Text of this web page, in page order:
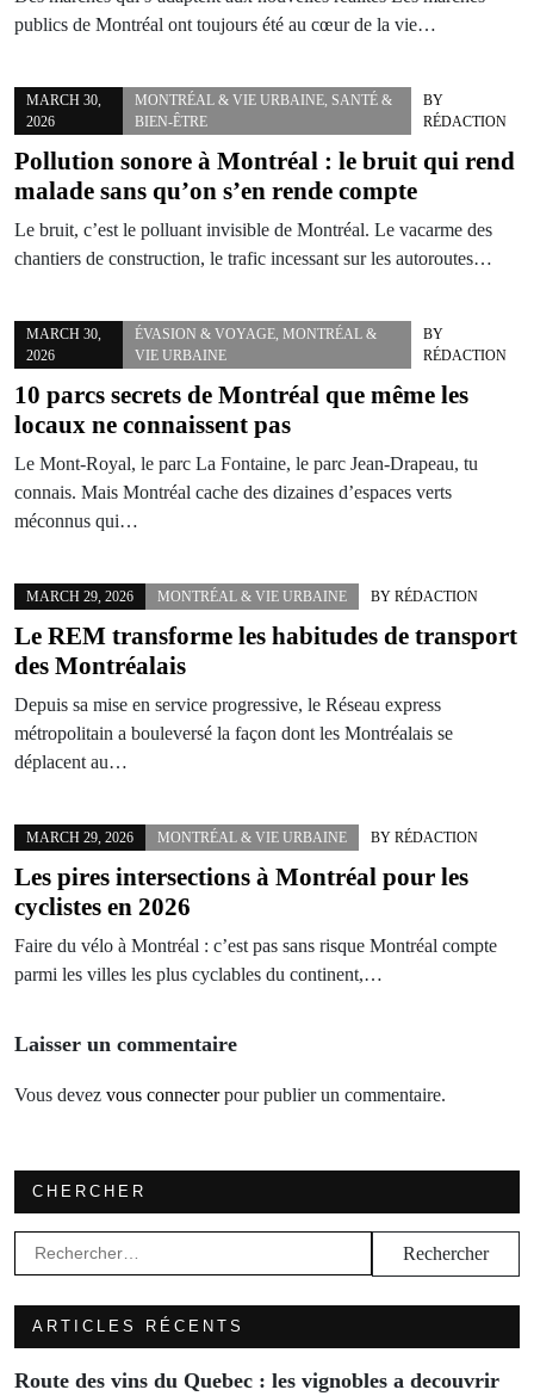
publics de Montréal ont toujours été au cœur de la vie…
MARCH 30,
2026
MONTRÉAL & VIE URBAINE SANTÉ &
BIEN-ÊTRE
BY
RÉDACTION
Pollution sonore à Montréal : le bruit qui rend
malade sans qu’on s’en rende compte
Le bruit, c’est le polluant invisible de Montréal. Le vacarme des
chantiers de construction, le trafic incessant sur les autoroutes…
MARCH 30,
2026
ÉVASION & VOYAGE, MONTRÉAL &
VIE URBAINE
BY
RÉDACTION
10 parcs secrets de Montréal que même les
locaux ne connaissent pas
Le Mont-Royal, le parc La Fontaine, le parc Jean-Drapeau, tu
connais. Mais Montréal cache des dizaines d’espaces verts
méconnus qui…
MARCH 29, 2026 MONTRÉAL & VIE URBAINE BY RÉDACTION
Le REM transforme les habitudes de transport
des Montréalais
Depuis sa mise en service progressive, le Réseau express
métropolitain a bouleversé la façon dont les Montréalais se
déplacent au…
MARCH 29, 2026 MONTRÉAL & VIE URBAINE BY RÉDACTION
Les pires intersections à Montréal pour les
cyclistes en 2026
Faire du vélo à Montréal : c’est pas sans risque Montréal compte
parmi les villes les plus cyclables du continent,…
Laisser un commentaire
Vous devez vous connecterpour publier un commentaire.
CHERCHER
Rechercher :
ARTICLES RÉCENTS
Route des vins du Quebec : les vignobles a decouvrir